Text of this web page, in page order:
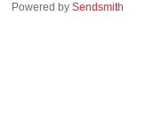
Powered by Sendsmith